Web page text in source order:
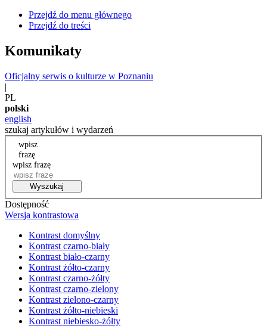
Przejdź do menu głównego
Przejdź do treści
Komunikaty
Oficjalny serwis o kulturze w Poznaniu
|
PL
polski
english
szukaj artykułów i wydarzeń
wpisz
frazę
wpisz frazę
Wyszukaj
Dostępność
Wersja kontrastowa
Kontrast domyślny
Kontrast czarno-biały
Kontrast biało-czarny
Kontrast żółto-czarny
Kontrast czarno-żółty
Kontrast czarno-zielony
Kontrast zielono-czarny
Kontrast żółto-niebieski
Kontrast niebiesko-żółty